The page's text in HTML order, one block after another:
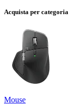
Acquista per categoria
Mouse